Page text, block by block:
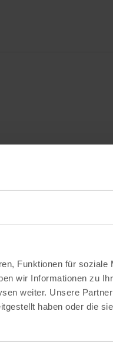
Funktionen für soziale
wir Informationen zu
weiter. Unsere
haben oder die